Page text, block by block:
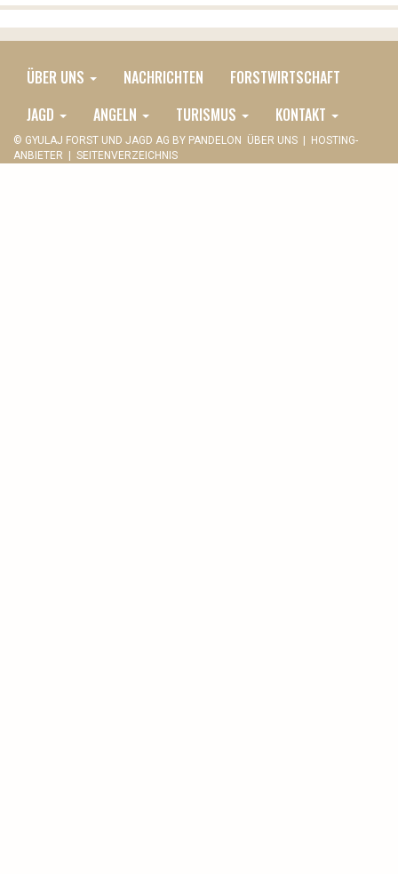
MAIN
DE
MENU
ÜBER UNS NACHRICHTEN
FORSTWIRTSCHAFT
JAGD
ANGELN TURISMUS KONTAKT
© GYULAJ FORST UND JAGD AG BY PANDELON ÜBER UNS | HOSTING-
ANBIETER | SEITENVERZEICHNIS